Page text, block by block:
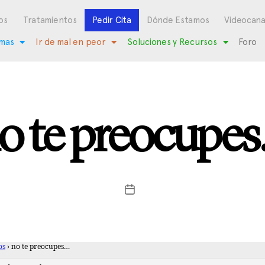
Tratamientos Pedir Cita Dónde Estamos
Ir de mal en peor Soluciones y Recursos Foro
te
› no te preocupes…